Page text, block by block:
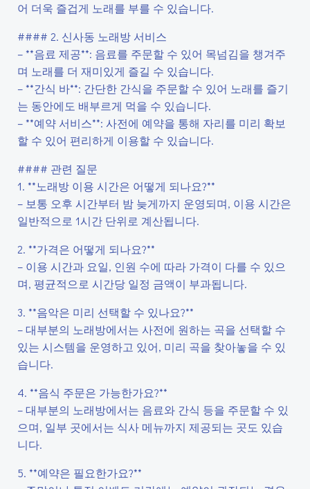
어 더욱 즐겁게 노래를 부를 수 있습니다.
#### 2. 신사동 노래방 서비스
– **음료 제공**: 음료를 주문할 수 있어 목넘김을 챙겨주
며 노래를 더 재미있게 즐길 수 있습니다.
– **간식 바**: 간단한 간식을 주문할 수 있어 노래를 즐기
는 동안에도 배부르게 먹을 수 있습니다.
– **예약 서비스**: 사전에 예약을 통해 자리를 미리 확보
할 수 있어 편리하게 이용할 수 있습니다.
#### 관련 질문
1. **노래방 이용 시간은 어떻게 되나요?**
– 보통 오후 시간부터 밤 늦게까지 운영되며, 이용 시간은
일반적으로 1시간 단위로 계산됩니다.
2. **가격은 어떻게 되나요?**
– 이용 시간과 요일, 인원 수에 따라 가격이 다를 수 있으
며, 평균적으로 시간당 일정 금액이 부과됩니다.
3. **음악은 미리 선택할 수 있나요?**
– 대부분의 노래방에서는 사전에 원하는 곡을 선택할 수
있는 시스템을 운영하고 있어, 미리 곡을 찾아놓을 수 있
습니다.
4. **음식 주문은 가능한가요?**
– 대부분의 노래방에서는 음료와 간식 등을 주문할 수 있
으며, 일부 곳에서는 식사 메뉴까지 제공되는 곳도 있습
니다.
5. **예약은 필요한가요?**